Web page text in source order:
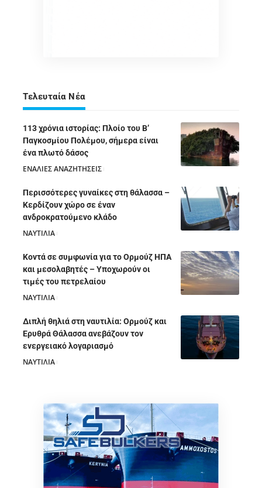
Τελευταία Νέα
113 χρόνια ιστορίας: Πλοίο του Β’
Παγκοσμίου Πολέμου, σήμερα είναι
ένα πλωτό δάσος
ΕΝΑΛΙΕΣ ΑΝΑΖΗΤΗΣΕΙΣ
Περισσότερες γυναίκες στη θάλασσα –
Κερδίζουν χώρο σε έναν
ανδροκρατούμενο κλάδο
ΝΑΥΤΙΛΙΑ
Κοντά σε συμφωνία για το Ορμούζ ΗΠΑ
και μεσολαβητές – Υποχωρούν οι
τιμές του πετρελαίου
ΝΑΥΤΙΛΙΑ
Διπλή θηλιά στη ναυτιλία: Ορμούζ και
Ερυθρά Θάλασσα ανεβάζουν τον
ενεργειακό λογαριασμό
ΝΑΥΤΙΛΙΑ